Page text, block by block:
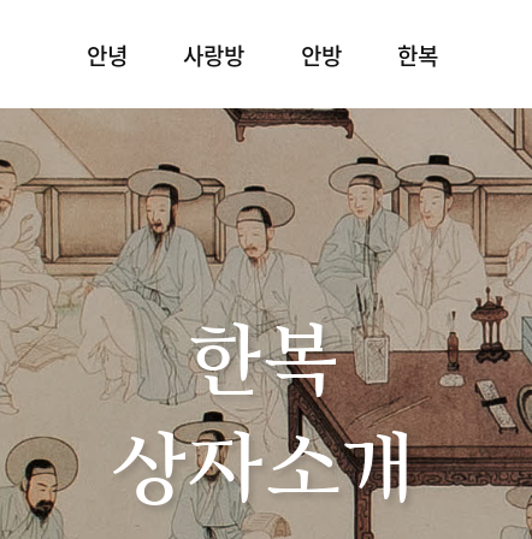
안녕 사랑방 안방 한복
한복
상자소개